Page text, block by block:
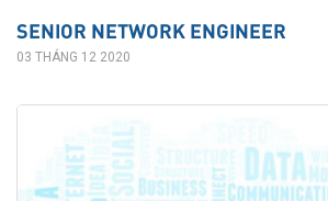
SENIOR NETWORK ENGINEER
03 THÁNG 12 2020